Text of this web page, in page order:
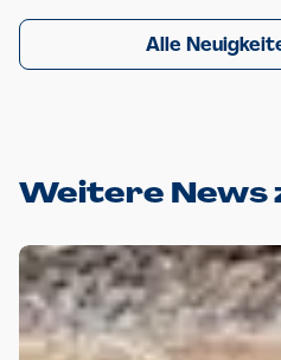
Alle
Weitere News